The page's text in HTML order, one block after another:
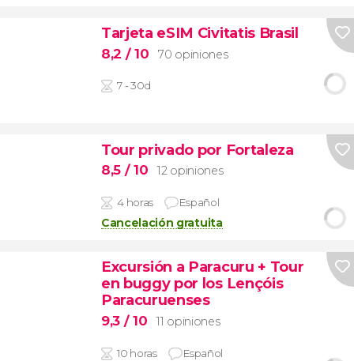
Tarjeta eSIM Civitatis Brasil
8,2 / 10 70 opiniones
7 - 30d
Tour privado por Fortaleza
8,5 / 10 12 opiniones
4 horas Español
Cancelación gratuita
Excursión a Paracuru + Tour
en buggy por los Lençóis
Paracuruenses
9,3 / 10 11 opiniones
10 horas Español